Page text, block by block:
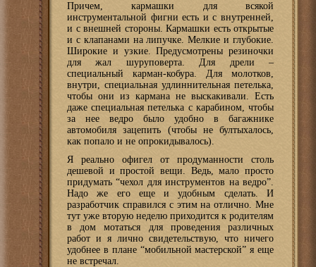
Причем, кармашки для всякой
инструментальной фигни есть и с внутренней,
и с внешней стороны. Кармашки есть открытые
и с клапанами на липучке. Мелкие и глубокие.
Широкие и узкие. Предусмотрены резиночки
для жал шуруповерта. Для дрели –
специальный карман-кобура. Для молотков,
внутри, специальная удлиннительная петелька,
чтобы они из кармана не выскакивали. Есть
даже специальная петелька с карабином, чтобы
за нее ведро было удобно в багажнике
автомобиля зацепить (чтобы не бултыхалось,
как попало и не опрокидывалось).
Я реально офигел от продуманности столь
дешевой и простой вещи. Ведь, мало просто
придумать “чехол для инструментов на ведро”.
Надо же его еще и удобным сделать. И
разработчик справился с этим на отлично. Мне
тут уже вторую неделю приходится к родителям
в дом мотаться для проведения различных
работ и я лично свидетельствую, что ничего
удобнее в плане “мобильной мастерской” я еще
не встречал.